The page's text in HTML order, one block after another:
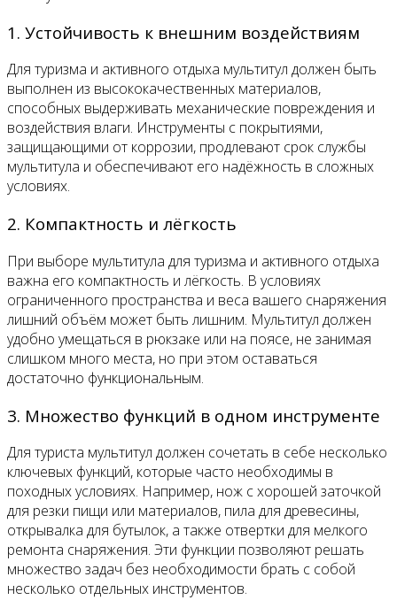
1. Устойчивость к внешним воздействиям
Для туризма и активного отдыха мультитул должен быть
выполнен из высококачественных материалов,
способных выдерживать механические повреждения и
воздействия влаги. Инструменты с покрытиями,
защищающими от коррозии, продлевают срок службы
мультитула и обеспечивают его надёжность в сложных
условиях.
2. Компактность и лёгкость
При выборе мультитула для туризма и активного отдыха
важна его компактность и лёгкость. В условиях
ограниченного пространства и веса вашего снаряжения
лишний объём может быть лишним. Мультитул должен
удобно умещаться в рюкзаке или на поясе, не занимая
слишком много места, но при этом оставаться
достаточно функциональным.
3. Множество функций в одном инструменте
Для туриста мультитул должен сочетать в себе несколько
ключевых функций, которые часто необходимы в
походных условиях. Например, нож с хорошей заточкой
для резки пищи или материалов, пила для древесины,
открывалка для бутылок, а также отвертки для мелкого
ремонта снаряжения. Эти функции позволяют решать
множество задач без необходимости брать с собой
несколько отдельных инструментов.